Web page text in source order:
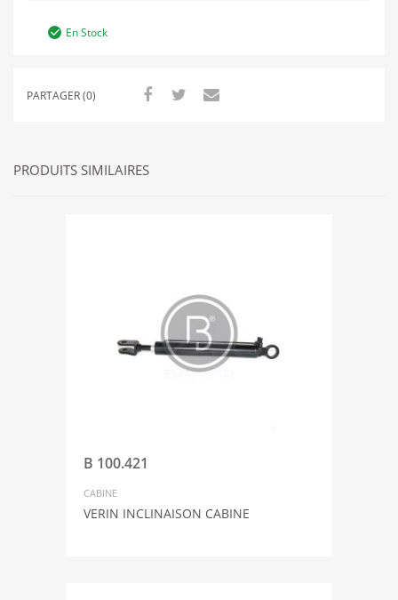
En Stock
PARTAGER (0)
PRODUITS SIMILAIRES
B 100.421
CABINE
VERIN INCLINAISON CABINE